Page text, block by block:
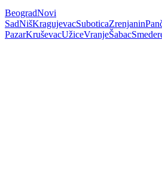
BeogradNovi
SadNišKragujevacSuboticaZrenjanin
PazarKruševacUžiceVranjeŠabac